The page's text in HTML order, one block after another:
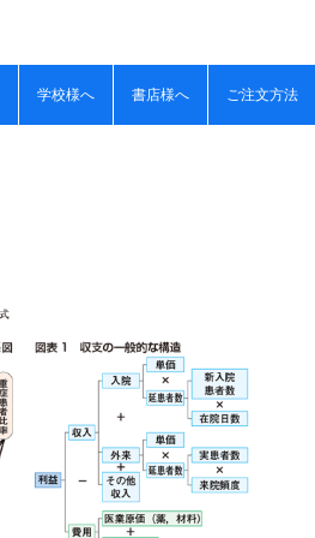
学校様へ 書店様へ ご注文方法